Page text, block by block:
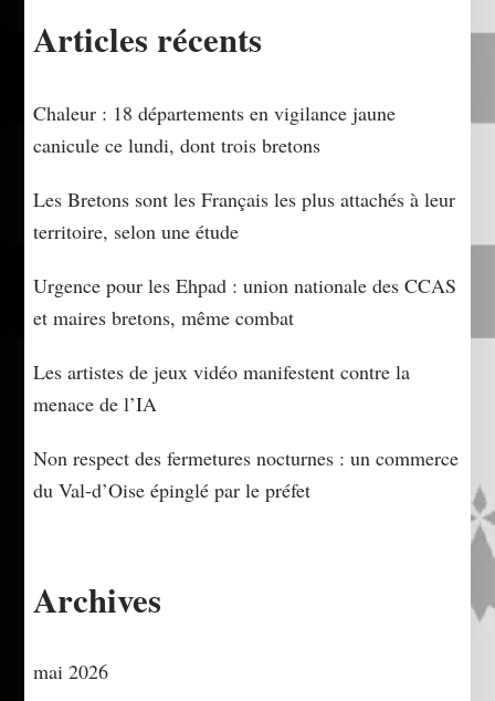
Articles récents
Chaleur : 18 départements en vigilance jaune
canicule ce lundi, dont trois bretons
Les Bretons sont les Français les plus attachés à leur
territoire, selon une étude
Urgence pour les Ehpad : union nationale des CCAS
et maires bretons, même combat
Les artistes de jeux vidéo manifestent contre la
menace de l’IA
Non respect des fermetures nocturnes : un commerce
du Val-d’Oise épinglé par le préfet
Archives
mai 2026